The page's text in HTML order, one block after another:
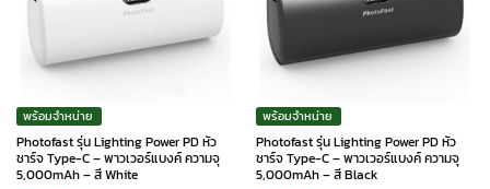
พร้อมจำหน่าย
Photofast รุ่น Lighting Power PD หัว
ชาร์จ Type-C – พาวเวอร์แบงค์ ความจุ
5,000mAh – สี White
พร้อมจำหน่าย
Photofast รุ่น Lighting Power PD หัว
ชาร์จ Type-C – พาวเวอร์แบงค์ ความจุ
5,000mAh – สี Black